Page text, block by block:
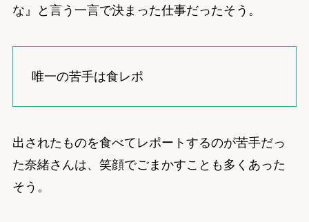
な』と言う一言で決まった仕事だったそう。
唯一の苦手は食レポ
出されたものを食べてレポートするのが苦手だっ
た奈緒さんは、笑顔でごまかすことも多くあった
そう。